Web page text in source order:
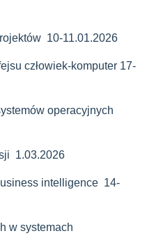
10-11.01.2026
człowiek-komputer 17-
operacyjnych
intelligence 14-
w systemach